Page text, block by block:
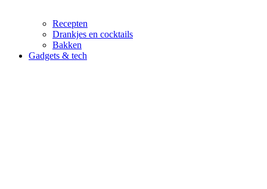
Recepten
Drankjes en cocktails
Bakken
Gadgets & tech